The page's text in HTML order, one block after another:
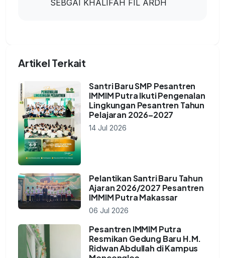
SEBGAI KHALIFAH FIL ARDH
Artikel Terkait
Santri Baru SMP Pesantren
IMMIM Putra Ikuti Pengenalan
Lingkungan Pesantren Tahun
Pelajaran 2026–2027
14 Jul 2026
Pelantikan Santri Baru Tahun
Ajaran 2026/2027 Pesantren
IMMIM Putra Makassar
06 Jul 2026
Pesantren IMMIM Putra
Resmikan Gedung Baru H.M.
Ridwan Abdullah di Kampus